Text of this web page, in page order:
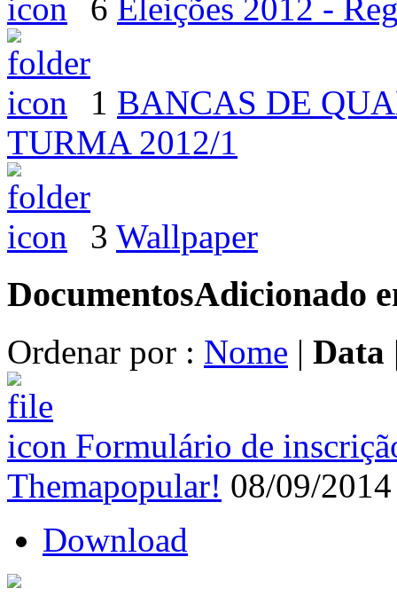
6 Eleições 2012 -
1 BANCAS DE
TURMA 2012/1
3 Wallpaper
DocumentosAdicionado
Ordenar por : Nome | Data
Formulário de
Themapopular! 08/09/
Download